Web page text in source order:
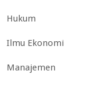
Hukum
Ilmu Ekonomi
Manajemen